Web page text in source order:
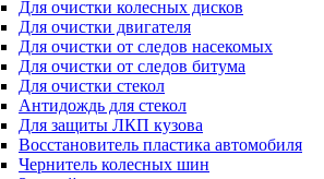
Для очистки колесных дисков
Для очистки двигателя
Для очистки от следов насекомых
Для очистки от следов битума
Для очистки стекол
Антидождь для стекол
Для защиты ЛКП кузова
Восстановитель пластика автомобиля
Чернитель колесных шин